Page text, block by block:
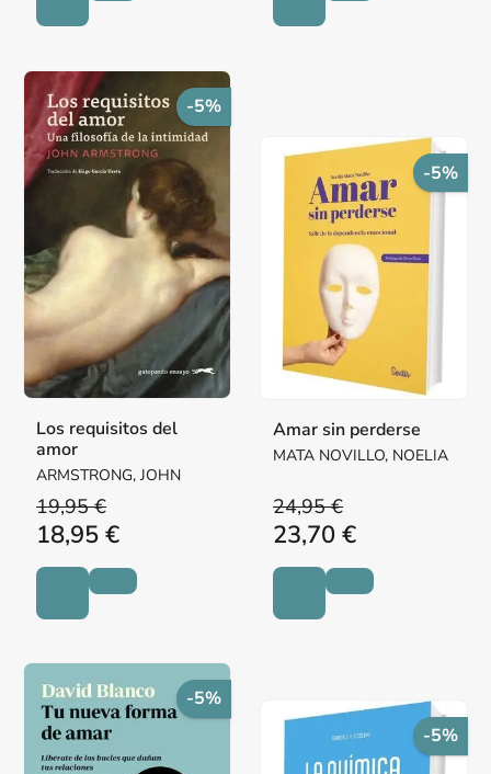
-5%
Los requisitos del
amor
ARMSTRONG, JOHN
19,95 €
18,95 €
-5%
Amar sin perderse
MATA NOVILLO, NOELIA
24,95 €
23,70 €
-5%
-5%